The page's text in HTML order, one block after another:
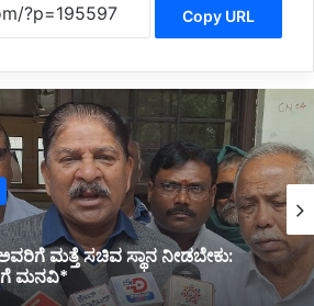
Copy URL
ಅವರ ಹೃದಯ ವೈಶಾಲ್ಯತೆ
ಡಿ.ಕೆ.ಶಿವಕುಮಾರ್*